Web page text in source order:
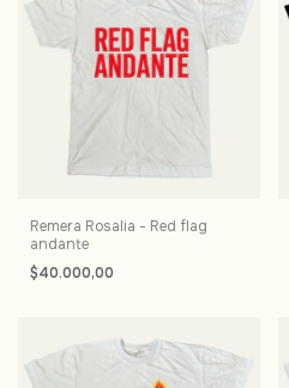
Remera Rosalia - Red flag
andante
$40.000,00